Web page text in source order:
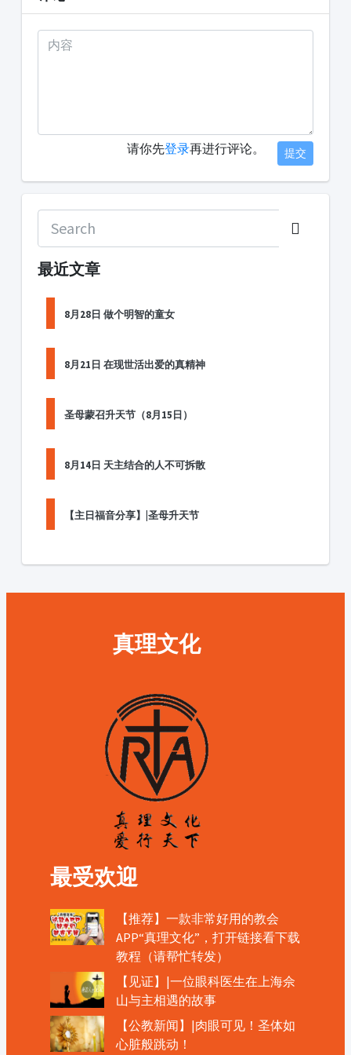
请你先登录再进行评论。 提交
最近文章
8月28日 做个明智的童女
8月21日 在现世活出爱的真精神
圣母蒙召升天节（8月15日）
8月14日 天主结合的人不可拆散
【主日福音分享】|圣母升天节
真理文化
最受欢迎
【推荐】一款非常好用的教会
APP“真理文化”，打开链接看下载
教程（请帮忙转发）
【见证】|一位眼科医生在上海佘
山与主相遇的故事
【公教新闻】|肉眼可见！圣体如
心脏般跳动！